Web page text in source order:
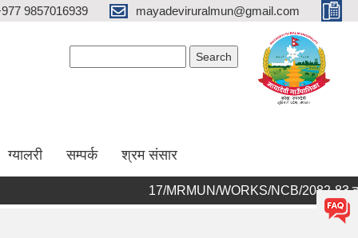
9857016939 mayadeviruralmun@gmail.com
ग्यालरी सम्पर्क श्रम संसार
17/MRMUN/WORKS/NCB/2082-83 को आर्थिक